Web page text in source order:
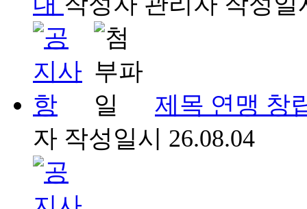
제목 연맹 창
자 작성일시 26.08.04